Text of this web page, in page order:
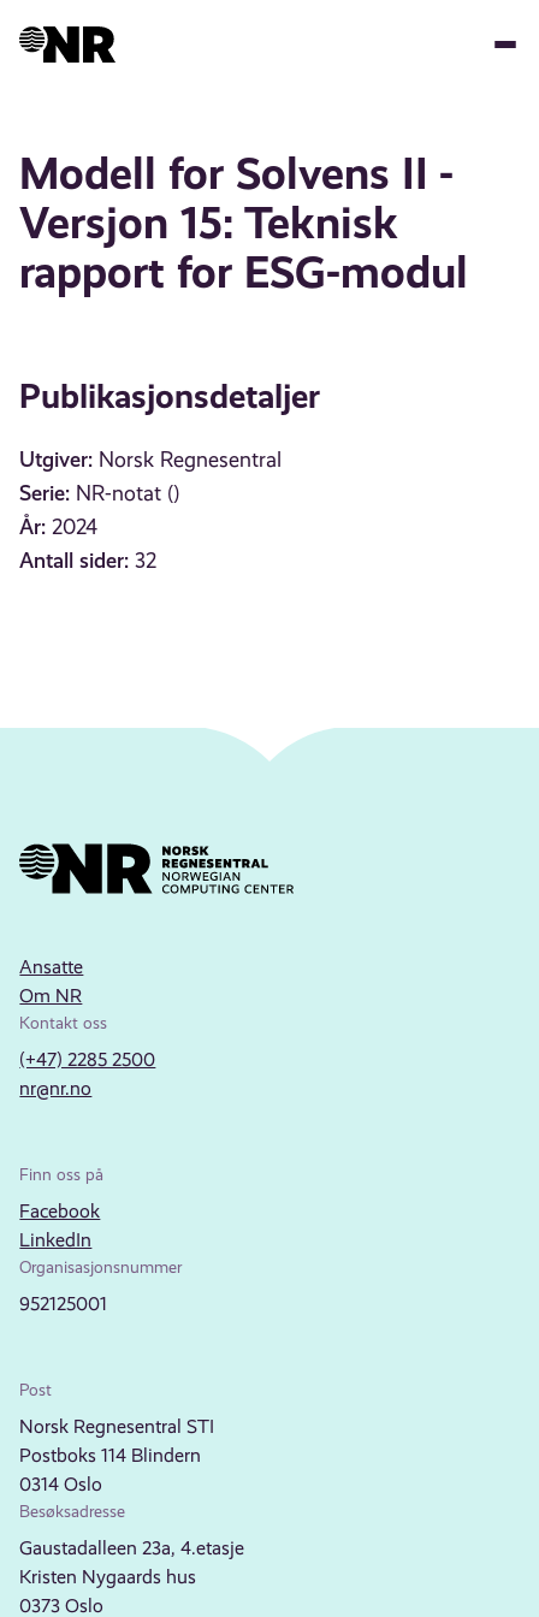
Modell for Solvens II -
Versjon 15: Teknisk
rapport for ESG-modul
Publikasjonsdetaljer
Utgiver: Norsk Regnesentral
Serie: NR-notat ()
År: 2024
Antall sider: 32
Ansatte
Om NR
Kontakt oss
(+47) 2285 2500
nr@nr.no
Finn oss på
Facebook
LinkedIn
Organisasjonsnummer
952125001
Post
Norsk Regnesentral STI
Postboks 114 Blindern
0314 Oslo
Besøksadresse
Gaustadalleen 23a, 4.etasje
Kristen Nygaards hus
0373 Oslo